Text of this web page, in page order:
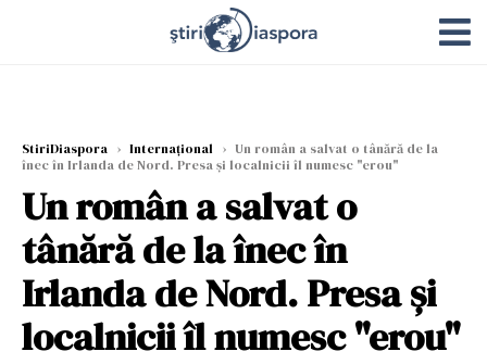
StiriDiaspora › Internațional › Un român a salvat o tânără de la
înec în Irlanda de Nord. Presa și localnicii îl numesc "erou"
Un român a salvat o
tânără de la înec în
Irlanda de Nord. Presa și
localnicii îl numesc "erou"